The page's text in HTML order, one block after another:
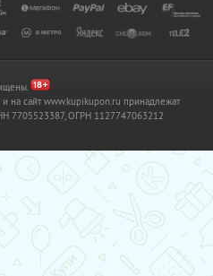
на сайт www.kupikupon.ru принадлежат
7705523387, ОГРН 1127747063212